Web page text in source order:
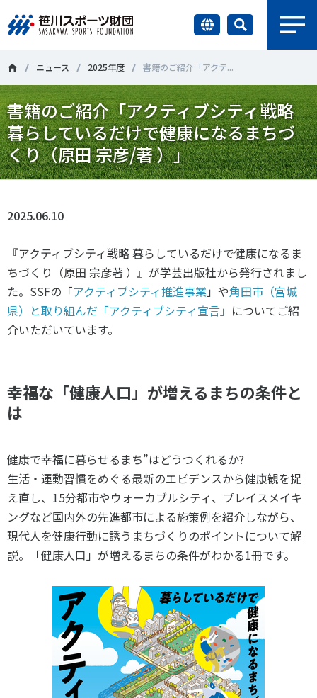
財団情報
研究員紹介
調査・研究
知る学ぶ
ニュース
メールマガジン
「SSFニュース」
会員登録
アクセス
個人情報保護方針
ソーシャルメディア運営方針
© 2020
＃誰が子どものスポーツをささえるのか ＃部活動
＃アクティブなまちづくり ＃日本人の身体活動と健康寿命
＃高齢者スポーツ
調査・研究
スポーツライフ・データ
子どものスポーツ
スポーツ・ガバナンス
スポーツボランティア
スポーツ政策・予算
健康とスポーツ
自治体との連携
各教育機関との連携
スポーツ振興団体との連携
【動画】スポーツでアクティブなまちづくり
ニュース 2025年度 書籍のご紹介「アクテ...
書籍のご紹介「アクティブシティ戦略
暮らしているだけで健康になるまちづ
くり（原田 宗彦/著 ）」
2025.06.10
『アクティブシティ戦略 暮らしているだけで健康になるま
ちづくり（原田 宗彦著 ）』が学芸出版社から発行されまし
た。 SSFの「アクティブシティ推進事業」や角田市（宮城
県）と取り組んだ「アクティブシティ宣言」 についてご紹
介いただいています。
幸福な「健康人口」が増えるまちの条件と
は
健康で幸福に暮らせるまち”はどうつくれるか?
生活・運動習慣をめぐる最新のエビデンスから健康観を捉
え直し、15分都市やウォーカブルシティ、プレイスメイキ
ングなど国内外の先進都市による施策例を紹介しながら、
現代人を健康行動に誘うまちづくりのポイントについて解
説。「健康人口」が増えるまちの条件がわかる1冊です。